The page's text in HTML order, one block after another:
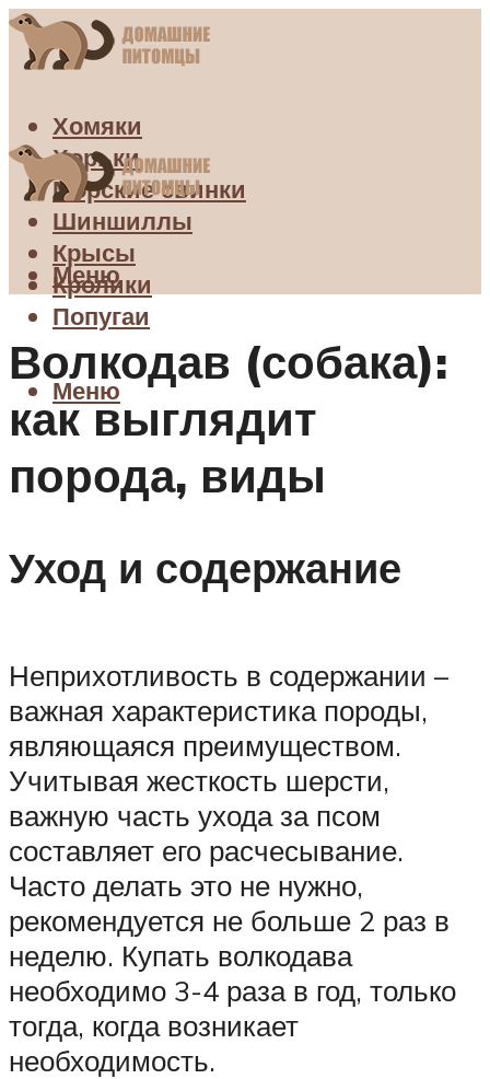
Хомяки
Хорьки
Морские свинки
Шиншиллы
Крысы
Кролики
Попугаи
Меню
Меню
Волкодав (собака):
как выглядит
порода, виды
Уход и содержание
Неприхотливость в содержании –
важная характеристика породы,
являющаяся преимуществом.
Учитывая жесткость шерсти,
важную часть ухода за псом
составляет его расчесывание.
Часто делать это не нужно,
рекомендуется не больше 2 раз в
неделю. Купать волкодава
необходимо 3-4 раза в год, только
тогда, когда возникает
необходимость.